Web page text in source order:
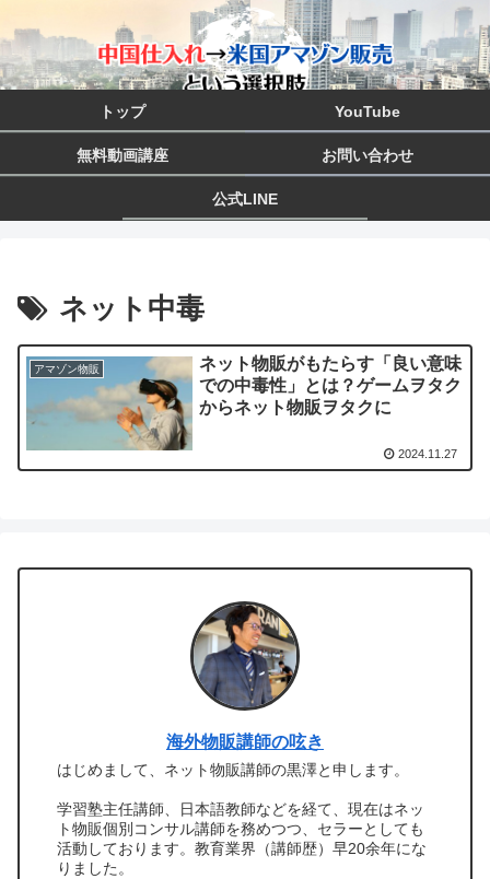
トップ YouTube
無料動画講座 お問い合わせ
公式LINE
ネット中毒
アマゾン物販
ネット物販がもたらす「良い意味
での中毒性」とは？ゲームヲタク
からネット物販ヲタクに
2024.11.27
海外物販講師の呟き
はじめまして、ネット物販講師の黒澤と申します。
学習塾主任講師、日本語教師などを経て、現在はネッ
ト物販個別コンサル講師を務めつつ、セラーとしても
活動しております。教育業界（講師歴）早20余年にな
りました。